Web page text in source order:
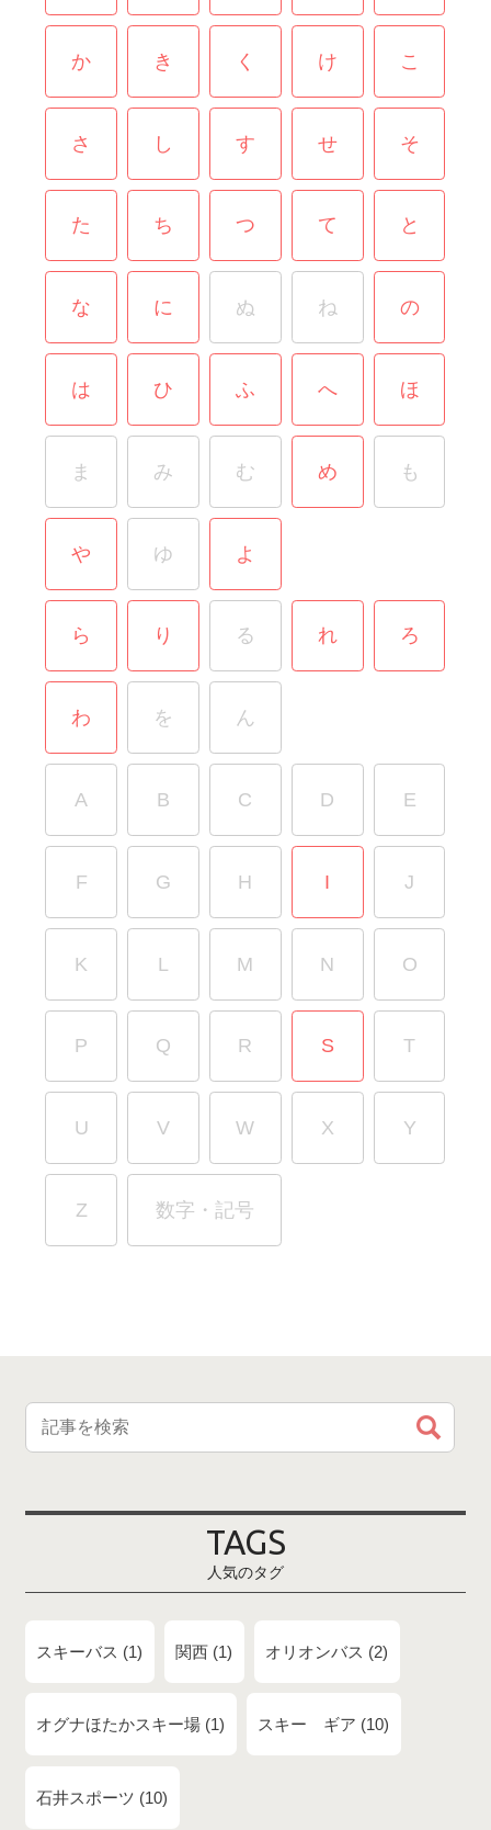
か き く け こ
さ し す せ そ
た ち つ て と
な に ぬ ね の
は ひ ふ へ ほ
ま み む め も
や ゆ よ
ら り る れ ろ
わ を ん
A B C D E
F G H I J
K L M N O
P Q R S T
U V W X Y
Z 数字・記号
TAGS
人気のタグ
スキーバス 1 関西 1 オリオンバス 2
オグナほたかスキー場 1 スキー ギア 10
石井スポーツ 10